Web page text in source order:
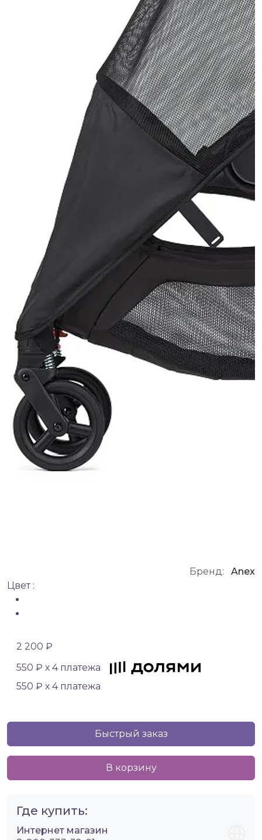
Бренд:
Anex
Цвет :
2 200 ₽
550 ₽ х 4 платежа
550 ₽ х 4 платежа
Быстрый заказ
В корзину
Где купить:
Интернет магазин